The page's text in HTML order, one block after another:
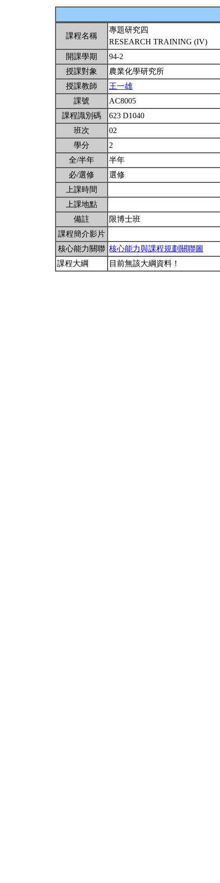
課程名稱
專題研究四
RESEARCH TRAINING (IV)
開課學期
94-2
授課對象
農業化學研究所
授課教師
王一雄
課號
AC8005
課程識別碼
623 D1040
班次
02
學分
2
全/半年
半年
必/選修
選修
上課時間
上課地點
備註
限博士班
課程簡介影片
核心能力關聯 核心能力與課程規劃關聯圖
課程大綱
目前無該大綱資料！